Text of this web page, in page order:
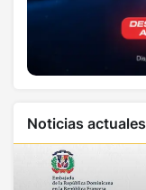
Noticias actuales